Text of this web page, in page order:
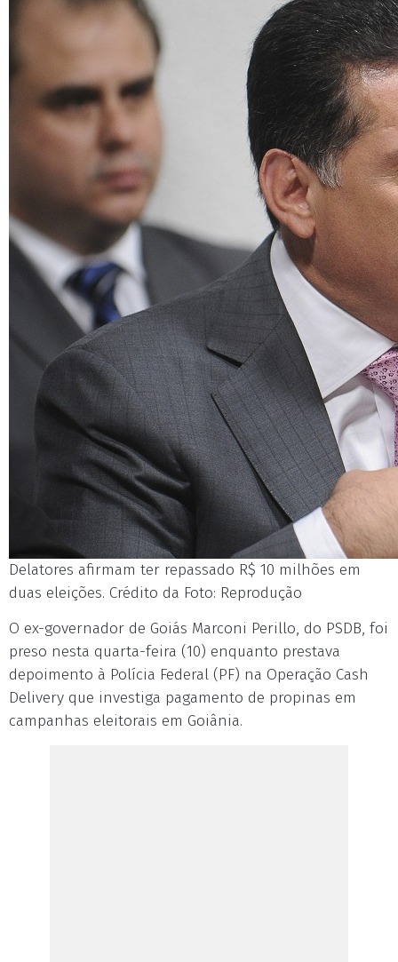
Delatores afirmam ter repassado R$ 10 milhões em
duas eleições. Crédito da Foto: Reprodução
O ex-governador de Goiás Marconi Perillo, do PSDB, foi
preso nesta quarta-feira (10) enquanto prestava
depoimento à Polícia Federal (PF) na Operação Cash
Delivery que investiga pagamento de propinas em
campanhas eleitorais em Goiânia.